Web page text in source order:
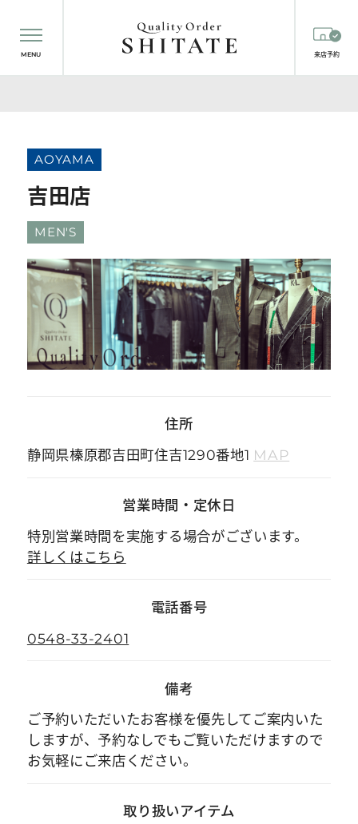
MENU 来店予約
AOYAMA
吉田店
MEN'S
住所
静岡県榛原郡吉田町住吉1290番地1 MAP
営業時間 ・ 定休日
特別営業時間を実施する場合がございます。
詳しくはこちら
電話番号
0548-33-2401
備考
ご予約いただいたお客様を優先してご案内いた
しますが、予約なしでもご覧いただけますので
お気軽にご来店ください。
取り扱いアイテム